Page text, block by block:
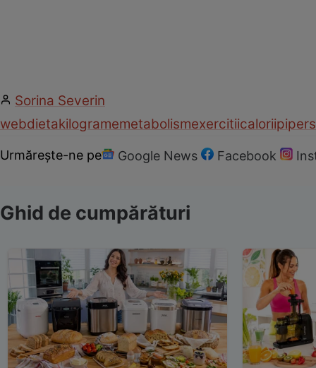
Sorina Severin
webdietakilogramemetabolismexercitiicaloriipiper
Urmărește-ne pe Google News Facebook
Ghid de cumpărături